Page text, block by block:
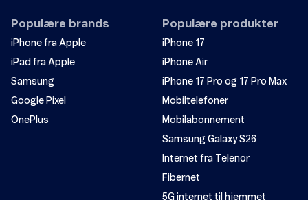
Populære brands
iPhone fra Apple
iPad fra Apple
Samsung
Google Pixel
OnePlus
Populære produkter
iPhone 17
iPhone Air
iPhone 17 Pro og 17 Pro Max
Mobiltelefoner
Mobilabonnement
Samsung Galaxy S26
Internet fra Telenor
Fibernet
5G internet til hjemmet